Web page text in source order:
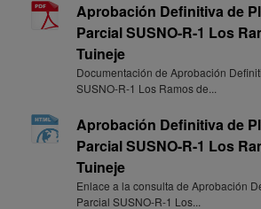
Aprobación Definitiva de
Parcial SUSNO-R-1 Los
Tuineje
Documentación de Aprobación
SUSNO-R-1 Los Ramos de...
Aprobación Definitiva de
Parcial SUSNO-R-1 Los
Tuineje
Enlace a la consulta de Aprobación
Parcial SUSNO-R-1 Los...